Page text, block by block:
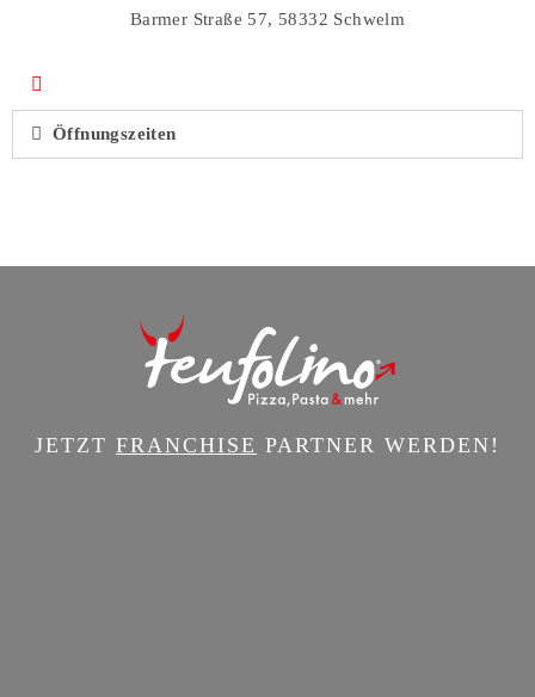
Barmer Straße 57, 58332 Schwelm
Öffnungszeiten
JETZT FRANCHISE PARTNER WERDEN!